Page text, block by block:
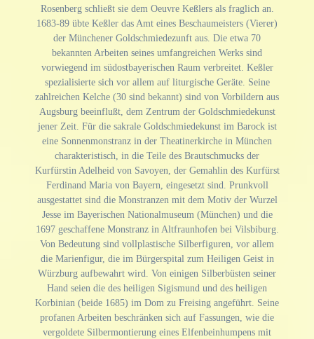
Rosenberg schließt sie dem Oeuvre Keßlers als fraglich an.
1683-89 übte Keßler das Amt eines Beschaumeisters (Vierer)
der Münchener Goldschmiedezunft aus. Die etwa 70
bekannten Arbeiten seines umfangreichen Werks sind
vorwiegend im südostbayerischen Raum verbreitet. Keßler
spezialisierte sich vor allem auf liturgische Geräte. Seine
zahlreichen Kelche (30 sind bekannt) sind von Vorbildern aus
Augsburg beeinflußt, dem Zentrum der Goldschmiedekunst
jener Zeit. Für die sakrale Goldschmiedekunst im Barock ist
eine Sonnenmonstranz in der Theatinerkirche in München
charakteristisch, in die Teile des Brautschmucks der
Kurfürstin Adelheid von Savoyen, der Gemahlin des Kurfürst
Ferdinand Maria von Bayern, eingesetzt sind. Prunkvoll
ausgestattet sind die Monstranzen mit dem Motiv der Wurzel
Jesse im Bayerischen Nationalmuseum (München) und die
1697 geschaffene Monstranz in Altfraunhofen bei Vilsbiburg.
Von Bedeutung sind vollplastische Silberfiguren, vor allem
die Marienfigur, die im Bürgerspital zum Heiligen Geist in
Würzburg aufbewahrt wird. Von einigen Silberbüsten seiner
Hand seien die des heiligen Sigismund und des heiligen
Korbinian (beide 1685) im Dom zu Freising angeführt. Seine
profanen Arbeiten beschränken sich auf Fassungen, wie die
vergoldete Silbermontierung eines Elfenbeinhumpens mit